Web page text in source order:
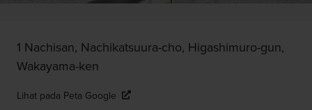
1 Nachisan, Nachikatsuura-cho, Higashimuro-gun,
Wakayama-ken
Lihat pada Peta Google